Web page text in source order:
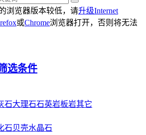
浏览器版本较低，请升级Internet
或Chrome浏览器打开，否则将无法
选条件
石大理石石英岩板岩其它
石贝壳水晶石